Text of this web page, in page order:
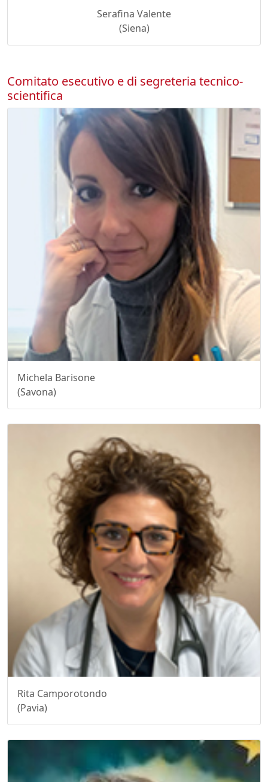
Serafina Valente
(Siena)
Comitato esecutivo e di segreteria tecnico-
scientifica
Michela Barisone
(Savona)
Rita Camporotondo
(Pavia)